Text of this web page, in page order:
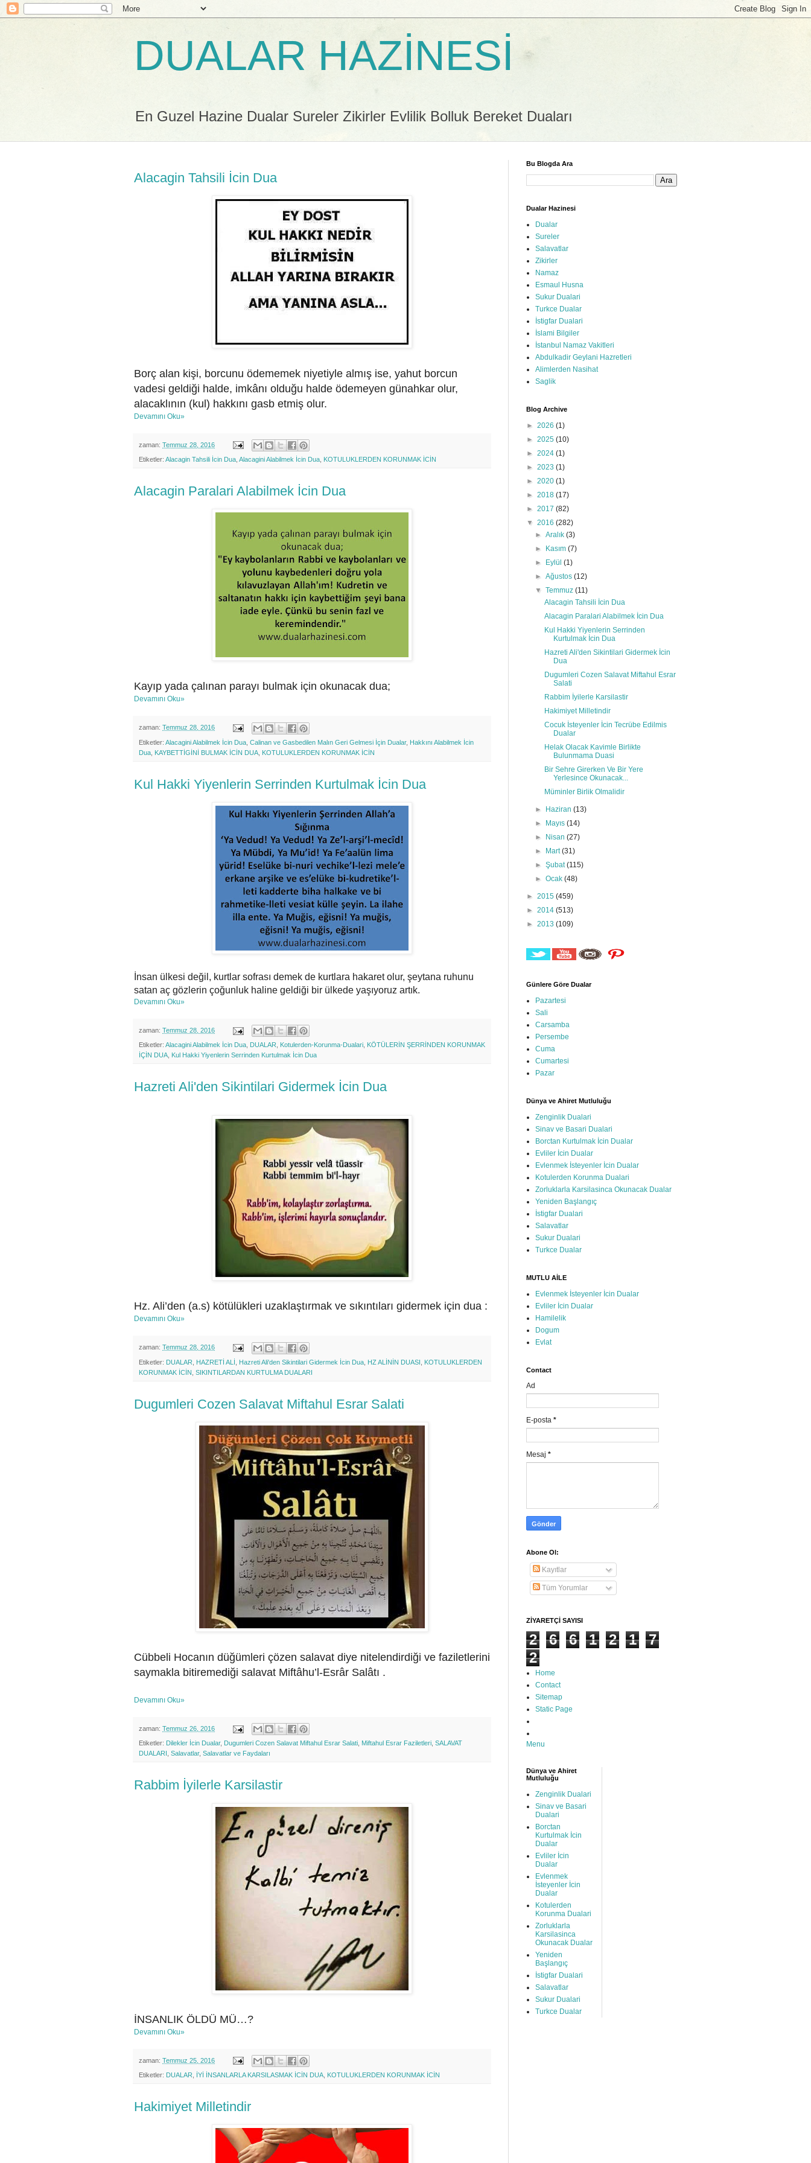
DUALAR HAZİNESİ
En Guzel Hazine Dualar Sureler Zikirler Evlilik Bolluk Bereket Duaları
Alacagin Tahsili İcin Dua
Borç alan kişi, borcunu ödememek niyetiyle almış ise, yahut borcun
vadesi geldiği halde, imkânı olduğu halde ödemeyen günahkar olur,
alacaklının (kul) hakkını gasb etmiş olur.
Devamını Oku»
zaman: Temmuz 28, 2016
Etiketler: Alacagin Tahsili İcin Dua Alacagini Alabilmek İcin Dua KOTULUKLERDEN KORUNMAK İCİN
Alacagin Paralari Alabilmek İcin Dua
Kayıp yada çalınan parayı bulmak için okunacak dua;
Devamını Oku»
zaman: Temmuz 28, 2016
Etiketler: Alacagini Alabilmek İcin Dua Calinan ve Gasbedilen Malın Geri Gelmesi İçin Dualar, Hakkını Alabilmek İcin
Dua KAYBETTİGİNİ BULMAK İCİN DUA KOTULUKLERDEN KORUNMAK İCİN
Kul Hakki Yiyenlerin Serrinden Kurtulmak İcin Dua
İnsan ülkesi değil, kurtlar sofrası demek de kurtlara hakaret olur, şeytana ruhunu
satan aç gözlerin çoğunluk haline geldiği bir ülkede yaşıyoruz artık.
Devamını Oku»
zaman: Temmuz 28, 2016
Etiketler: Alacagini Alabilmek İcin Dua DUALAR Kotulerden-Korunma-Dualari
KÖTÜLERİN ŞERRİNDEN KORUNMAK
İÇİN DUA
Kul Hakki Yiyenlerin Serrinden Kurtulmak İcin Dua
Hazreti Ali'den Sikintilari Gidermek İcin Dua
Hz. Ali’den (a.s) kötülükleri uzaklaştırmak ve sıkıntıları gidermek için dua :
Devamını Oku»
zaman: Temmuz 28, 2016
Etiketler: DUALAR HAZRETİ ALİ Hazreti Ali'den Sikintilari Gidermek İcin Dua HZ ALİNİN DUASI
KOTULUKLERDEN
KORUNMAK İCİN SIKINTILARDAN KURTULMA DUALARI
Dugumleri Cozen Salavat Miftahul Esrar Salati
Cübbeli Hocanın düğümleri çözen salavat diye nitelendirdiği ve faziletlerini
saymakla bitiremediği salavat Miftâhu’l-Esrâr Salâtı .
Devamını Oku»
zaman: Temmuz 26, 2016
Etiketler: Dilekler İcin Dualar, Dugumleri Cozen Salavat Miftahul Esrar Salati Miftahul Esrar Faziletleri SALAVAT
DUALARI
Salavatlar, Salavatlar ve Faydaları
Rabbim İyilerle Karsilastir
İNSANLIK ÖLDÜ MÜ…?
Devamını Oku»
zaman: Temmuz 25, 2016
Etiketler: DUALAR İYİ İNSANLARLA KARSILASMAK İCİN DUA KOTULUKLERDEN KORUNMAK İCİN
Hakimiyet Milletindir
Bu Blogda Ara
Dualar Hazinesi
Dualar
Sureler
Salavatlar
Zikirler
Namaz
Esmaul Husna
Sukur Dualari
Turkce Dualar
İstigfar Dualari
İslami Bilgiler
İstanbul Namaz Vakitleri
Abdulkadir Geylani Hazretleri
Alimlerden Nasihat
Saglik
Blog Archive
► 2026 (1)
► 2025 (10)
► 2024 (1)
► 2023 (1)
► 2020 (1)
► 2018 (17)
► 2017 (82)
▼ 2016 (282)
►Aralık(3)
►
Kasım(7)
►
Eylül(1)
►Ağustos(12)
▼Temmuz(11)
Alacagin Tahsili İcin Dua
Alacagin Paralari Alabilmek İcin Dua
Kul Hakki Yiyenlerin Serrinden
Kurtulmak İcin Dua
Hazreti Ali'den Sikintilari Gidermek İcin
Dua
Dugumleri Cozen Salavat Miftahul Esrar
Salati
Rabbim İyilerle Karsilastir
Hakimiyet Milletindir
Cocuk İsteyenler İcin Tecrübe Edilmis
Dualar
Helak Olacak Kavimle Birlikte
Bulunmama Duasi
Bir Sehre Girerken Ve Bir Yere
Yerlesince Okunacak...
Müminler Birlik Olmalidir
► Haziran(13)
►
Mayıs(14)
►
Nisan(27)
►
Mart(31)
►Şubat(115)
►Ocak(48)
► 2015 (459)
► 2014 (513)
► 2013 (109)
Günlere Göre Dualar
Pazartesi
Sali
Carsamba
Persembe
Cuma
Cumartesi
Pazar
Dünya ve Ahiret Mutluluğu
Zenginlik Dualari
Sinav ve Basari Dualari
Borctan Kurtulmak İcin Dualar
Evliler İcin Dualar
Evlenmek İsteyenler İcin Dualar
Kotulerden Korunma Dualari
Zorluklarla Karsilasinca Okunacak Dualar
Yeniden Başlangıç
İstigfar Dualari
Salavatlar
Sukur Dualari
Turkce Dualar
MUTLU AİLE
Evlenmek İsteyenler İcin Dualar
Evliler İcin Dualar
Hamilelik
Dogum
Evlat
Contact
Ad
E-posta *
Mesaj *
Abone Ol:
Kayıtlar
Tüm Yorumlar
ZİYARETÇİ SAYISI
2 6 6 1 2 1
7
2
Home
Contact
Sitemap
Static Page
Menu
Dünya ve Ahiret
Mutluluğu
Zenginlik Dualari
Sinav ve Basari
Dualari
Borctan
Kurtulmak İcin
Dualar
Evliler İcin
Dualar
Evlenmek
İsteyenler İcin
Dualar
Kotulerden
Korunma Dualari
Zorluklarla
Karsilasinca
Okunacak Dualar
Yeniden
Başlangıç
İstigfar Dualari
Salavatlar
Sukur Dualari
Turkce Dualar